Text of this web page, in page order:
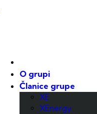
O grupi
Članice grupe
XE
XEnergy